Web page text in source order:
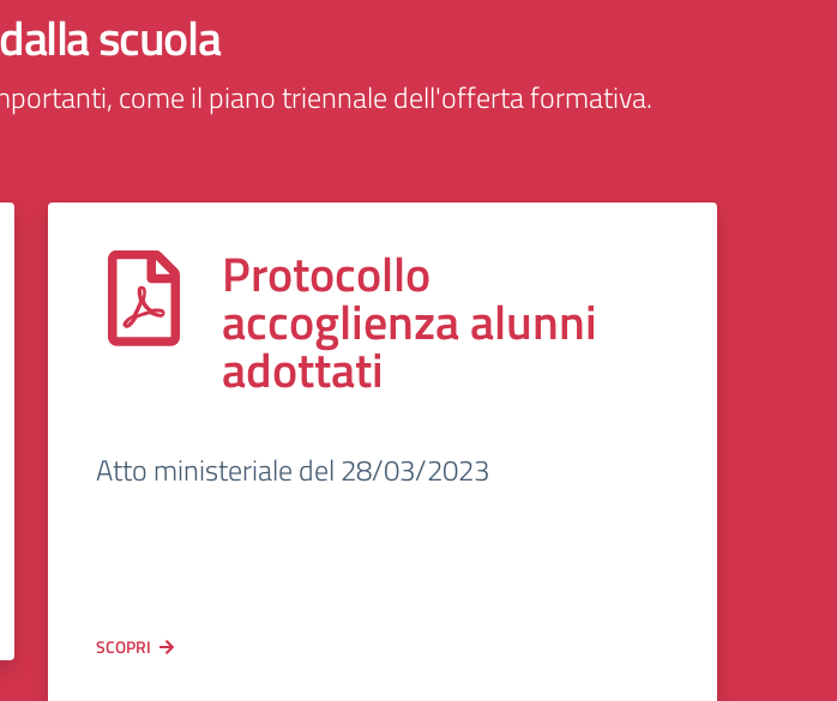
scuola
come il piano triennale dell'offerta formativa.
Protocollo
accoglienza alunni
adottati
Atto ministeriale del 28/03/2023
SCOPRI